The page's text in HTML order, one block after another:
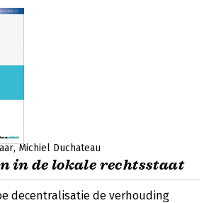
Michiel Duchateau
in de lokale rechtsstaat
decentralisatie de verhouding